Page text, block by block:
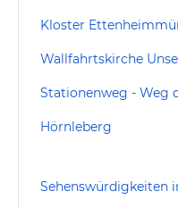
Kloster
Hörnleberg
Sehenswürdigkeiten